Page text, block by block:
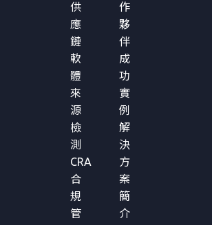
供
應
鏈
軟
體
來
源
檢
測
CRA
合
規
管
作
夥
伴
成
功
實
例
解
決
方
案
簡
介